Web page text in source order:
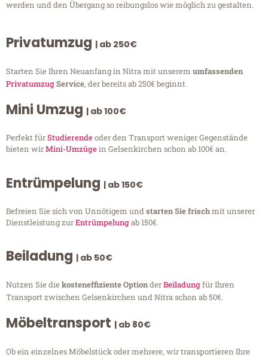
werden und den Übergang so reibungslos wie möglich zu gestalten.
Privatumzug | ab 250€
Starten Sie Ihren Neuanfang in Nitra mit unserem umfassenden
PrivatumzugService, der bereits ab 250€ beginnt.
Mini Umzug | ab 100€
Perfekt fürStudierendeoder den Transport weniger Gegenstände
bieten wirMini-Umzügein Gelsenkirchen schon ab 100€ an.
Entrümpelung | ab 150€
Befreien Sie sich von Unnötigem undstarten Sie frischmit unserer
Dienstleistung zurEntrümpelungab 150€.
Beiladung | ab 50€
Nutzen Sie diekosteneffiziente OptionderBeiladungfür Ihren
Transport zwischen Gelsenkirchen und Nitra schon ab 50€.
Möbeltransport | ab 80€
Ob ein einzelnes Möbelstück oder mehrere, wir transportieren Ihre